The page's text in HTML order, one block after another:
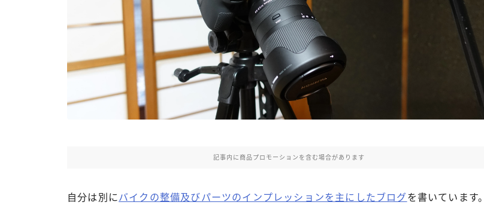
資格勉強
記事内に商品プロモーションを含む場合があります
自分は別にバイクの整備及びパーツのインプレッションを主にしたブログ を書いています。